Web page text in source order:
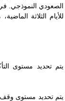
الصعودي النموذجي.
للأيام الثلاثة
يتم تحديد مستوى
يتم تحديد مستوى وقف